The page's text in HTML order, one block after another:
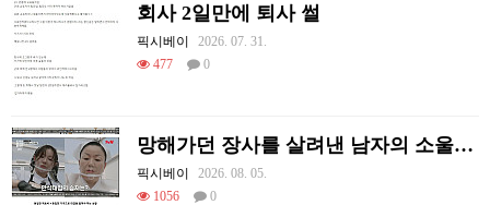
회사 2일만에 퇴사 썰
픽시베이
2026. 07. 31.
477
0
망해가던 장사를 살려낸 남자의 소울푸드 제육볶음의 위력 ㅋㅋ
픽시베이
2026. 08. 05.
1056
0